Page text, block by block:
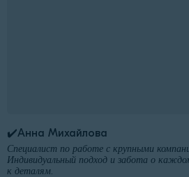
✔️Анна Михайлова
Специалист по работе с крупными
Индивидуальный подход и забота о
к деталям.